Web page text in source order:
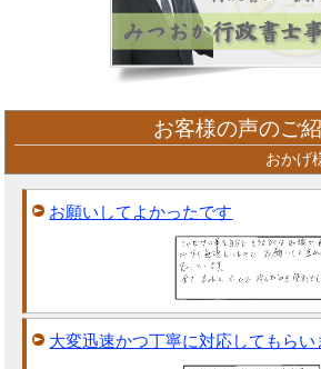
お客様の声のご
おかげ
お願いしてよかったです
大変迅速かつ丁寧に対応してもらい